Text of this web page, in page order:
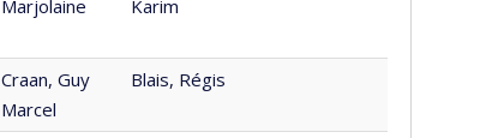
Marjolaine
Karim
Craan, Guy
Marcel
Blais, Régis